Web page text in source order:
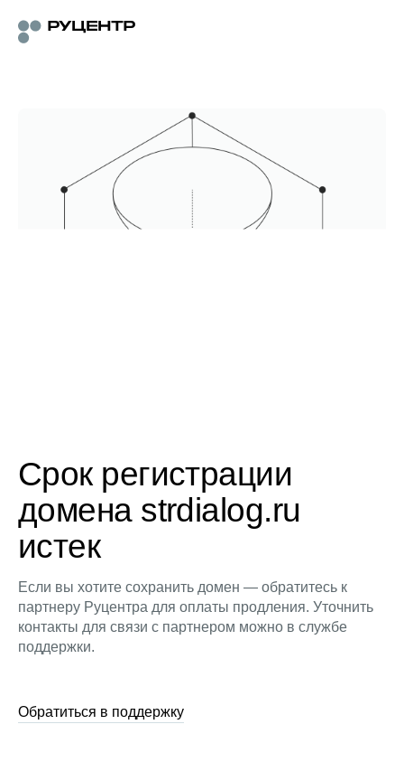
Срок регистрации
домена strdialog.ru
истек
Если вы хотите сохранить домен — обратитесь к
партнеру Руцентра для оплаты продления. Уточнить
контакты для связи с партнером можно в службе
поддержки.
Обратиться в поддержку